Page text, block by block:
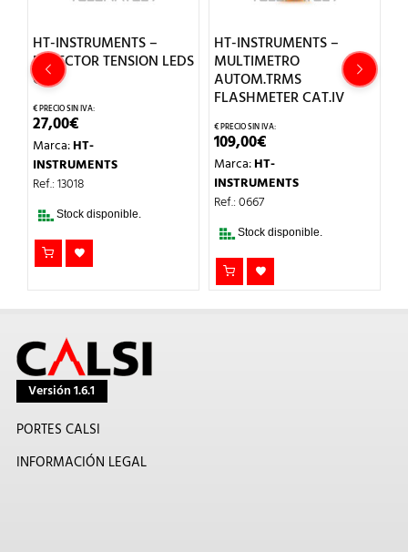
HT-INSTRUMENTS –
DETECTOR TENSION LEDS
G18
27,00€
Marca:HT-
INSTRUMENTS
Ref.: 13018
Stock disponible.
HT-INSTRUMENTS –
MULTIMETRO
AUTOM.TRMS
FLASHMETER CAT.IV
109,00€
Marca:HT-
INSTRUMENTS
Ref.: 0667
Stock disponible.
Versión 1.6.1
PORTES CALSI
INFORMACIÓN LEGAL